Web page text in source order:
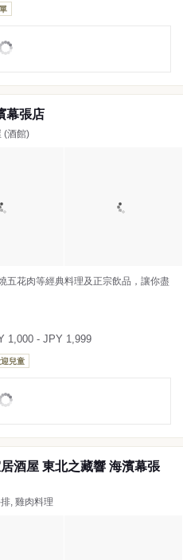
幕張店
(酒館)
花肉等經典料理及正宗飲品，讓你盡
1,000 - JPY 1,999
兒童
酒屋 東北之藏響 海濱幕張
, 雞肉料理